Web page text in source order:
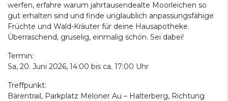
werfen, erfahre warum jahrtausendealte Moorleichen so
gut erhalten sind und finde unglaublich anpassungsfähige
Früchte und Wald-Kräuter für deine Hausapotheke.
Überraschend, gruselig, einmalig schön. Sei dabei!
Termin:
Sa, 20. Juni 2026, 14:00 bis ca. 17:00 Uhr
Treffpunkt:
Bärentrail, Parkplatz Meloner Au – Halterberg, Richtung